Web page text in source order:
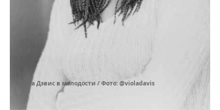
Виола Дэвис в молодости / Фото: @violadavis